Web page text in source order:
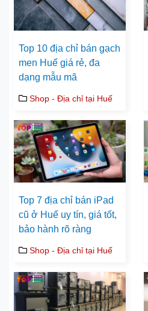
Top 10 địa chỉ bán gạch
men Huế giá rẻ, đa
dạng mẫu mã
Shop - Địa chỉ tại Huế
Top 7 địa chỉ bán iPad
cũ ở Huế uy tín, giá tốt,
bảo hành rõ ràng
Shop - Địa chỉ tại Huế